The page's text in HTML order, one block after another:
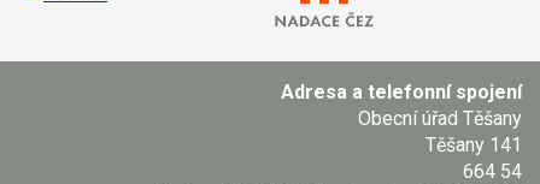
Adresa a telefonní spojení
Obecní úřad Těšany
Těšany 141
664 54